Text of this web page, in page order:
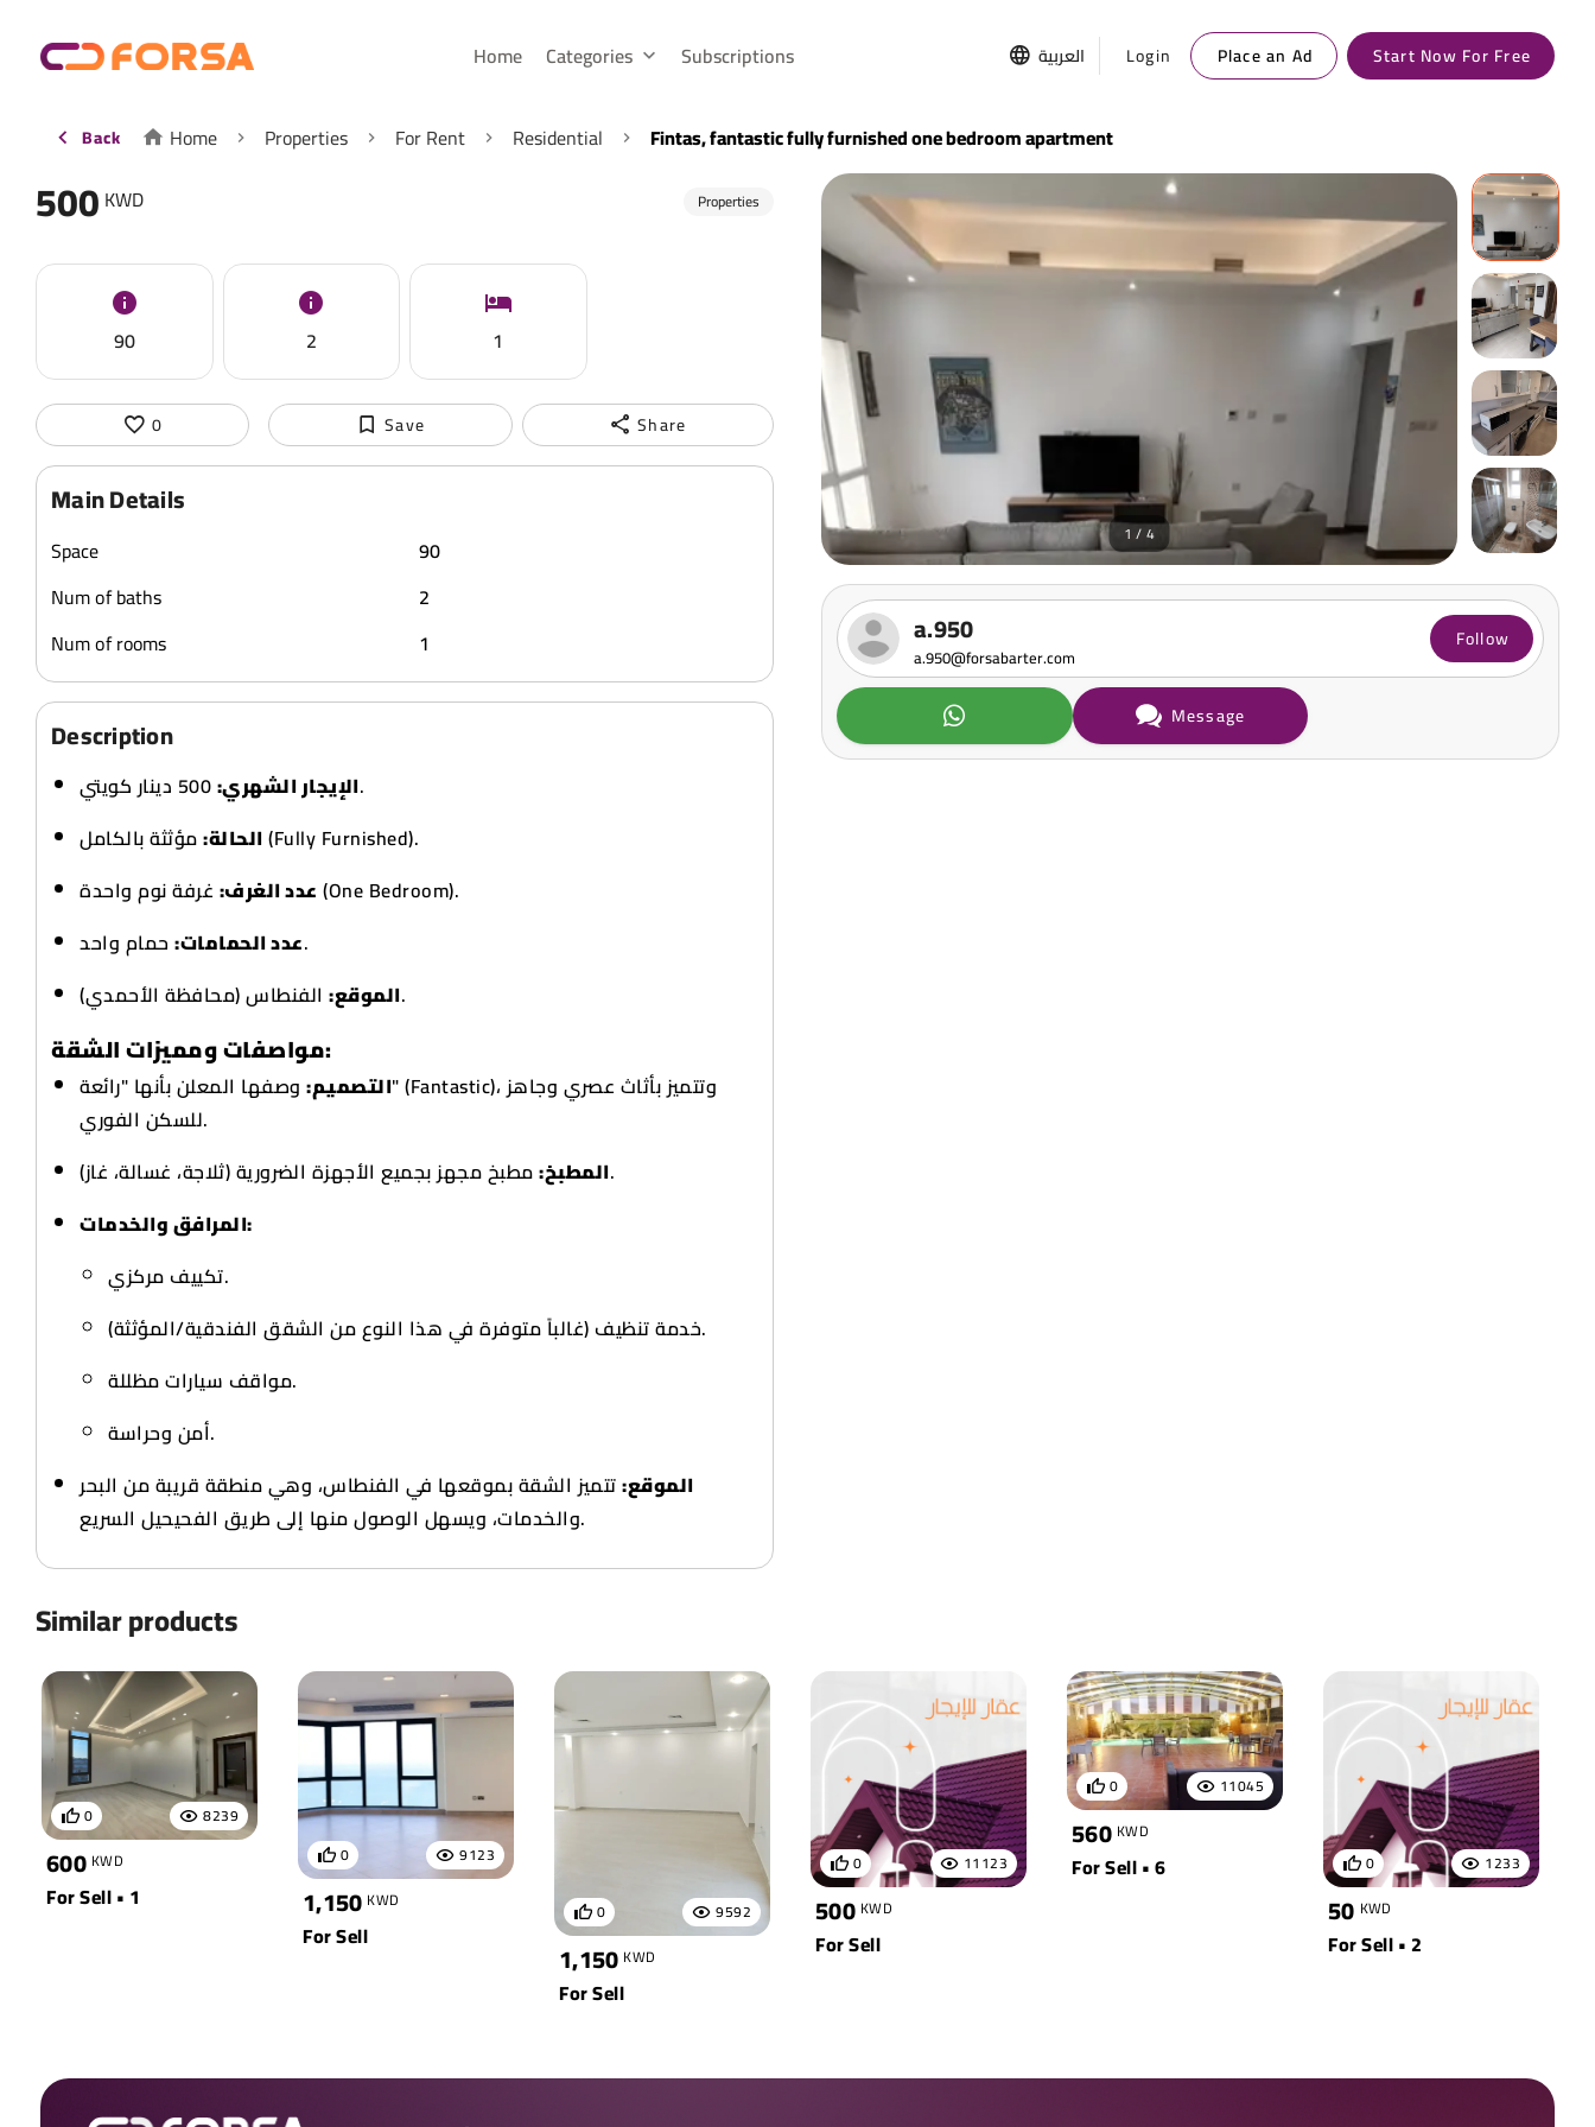
Home Categories Subscriptions العربية Login Place an Ad Start Now For Free
Back Home Properties For Rent Residential Fintas, fantastic fully furnished one bedroom apartment
500 KWD Properties
90 2 1
0 Save Share
Main Details
Space
90
Num of baths
2
Num of rooms
1
Description
الإيجار الشهري:500 دينار كويتي.
الحالة:مؤثثة بالكامل (Fully Furnished).
عدد الغرف: غرفة نوم واحدة (One Bedroom).
عدد الحمامات:حمام واحد.
الموقع:الفنطاس (محافظة الأحمدي).
مواصفات ومميزات الشقة:
التصميم: وصفها المعلن بأنها "رائعة" (Fantastic)، وتتميز بأثاث عصري وجاهز
للسكن الفوري.
المطبخ:مطبخ مجهز بجميع الأجهزة الضرورية (ثلاجة، غسالة، غاز).
المرافق والخدمات:
تكييف مركزي.
خدمة تنظيف (غالباً متوفرة في هذا النوع من الشقق الفندقية/المؤثثة).
مواقف سيارات مظللة.
أمن وحراسة.
الموقع:تتميز الشقة بموقعها في الفنطاس، وهي منطقة قريبة من البحر
والخدمات، ويسهل الوصول منها إلى طريق الفحيحيل السريع.
1 / 4
a.950
a.950@forsabarter.com
Follow
Message
Similar products
8239
0
600 KWD
For Sell • 1
9123
0
1,150 KWD
For Sell
9592
0
1,150 KWD
For Sell
11123
0
500 KWD
For Sell
11045
0
560 KWD
For Sell • 6 1233
0
50 KWD
For Sell • 2